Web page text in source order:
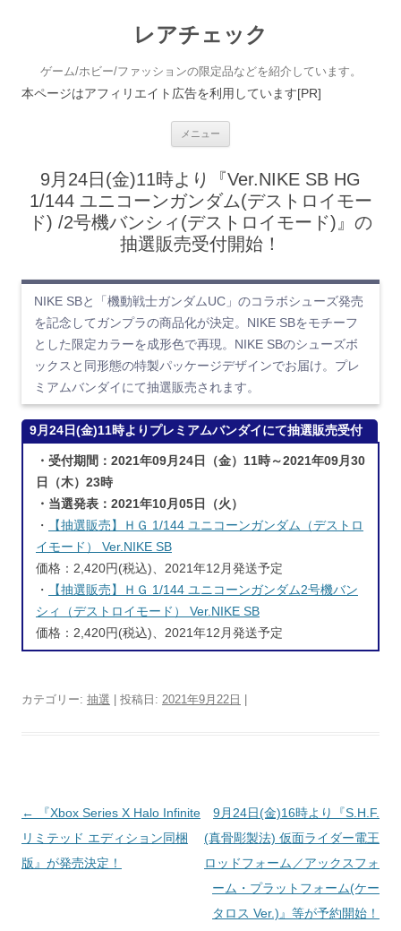
レアチェック
ゲーム/ホビー/ファッションの限定品などを紹介しています。
本ページはアフィリエイト広告を利用しています[PR]
メニュー
9月24日(金)11時より『Ver.NIKE SB HG
1/144 ユニコーンガンダム(デストロイモー
ド) /2号機バンシィ(デストロイモード)』の
抽選販売受付開始！
NIKE SBと「機動戦士ガンダムUC」のコラボシューズ発売
を記念してガンプラの商品化が決定。NIKE SBをモチーフ
とした限定カラーを成形色で再現。NIKE SBのシューズボ
ックスと同形態の特製パッケージデザインでお届け。プレ
ミアムバンダイにて抽選販売されます。
9月24日(金)11時よりプレミアムバンダイにて抽選販売受付
開始
・受付期間：2021年09月24日（金）11時～2021年09月30
日（木）23時
・当選発表：2021年10月05日（火）
・
【抽選販売】ＨＧ 1/144 ユニコーンガンダム（デストロ
イモード） Ver.NIKE SB
価格：2,420円(税込)、2021年12月発送予定
・
【抽選販売】ＨＧ 1/144 ユニコーンガンダム2号機バン
シィ（デストロイモード） Ver.NIKE SB
価格：2,420円(税込)、2021年12月発送予定
カテゴリー: 抽選 | 投稿日: 2021年9月22日
投稿ナビゲーション
←
『Xbox Series X Halo Infinite
リミテッド エディション同梱
版』が発売決定！
9月24日(金)16時より『S.H.F.
(真骨彫製法) 仮面ライダー電王
ロッドフォーム／アックスフォ
ーム・プラットフォーム(ケー
タロス Ver.)』等が予約開始！